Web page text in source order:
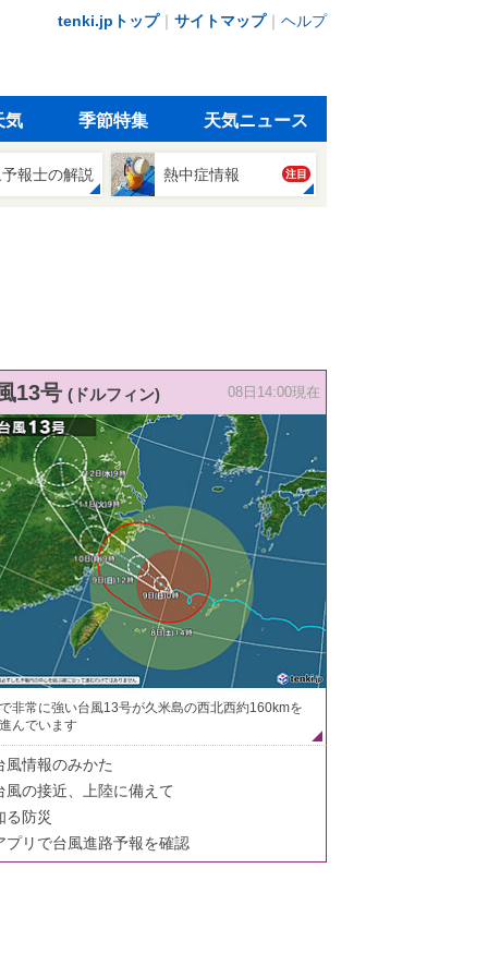
tenki.jpトップ｜ サイトマップ｜ ヘルプ
気 季節特集 天気ニュース
報士の解説 熱中症情報 注目
13号 (ドルフィン) 08日14:00現在
非常に強い台風13号が久米島の西北西約160kmを
んでいます
風情報のみかた
風の接近、上陸に備えて
る防災
プリで台風進路予報を確認